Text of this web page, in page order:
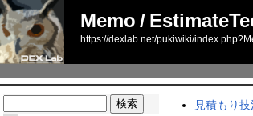
Memo /
https://dexlab.net/pukiwiki/
見積もり技